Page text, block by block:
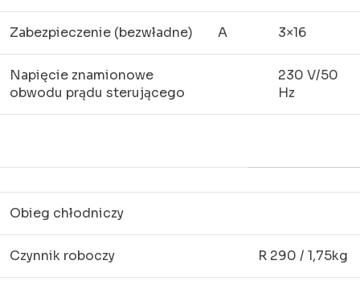
Zabezpieczenie (bezwładne) A 3×16
Napięcie znamionowe
obwodu prądu sterującego
230 V/50
Hz
Obieg chłodniczy
Czynnik roboczy R 290 / 1,75kg